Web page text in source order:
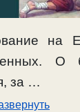
на
О
за …